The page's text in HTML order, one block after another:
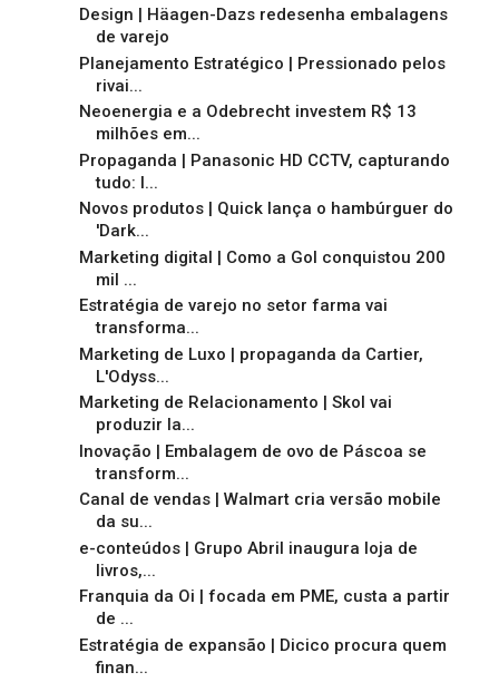
Design | Häagen-Dazs redesenha embalagens
de varejo
Planejamento Estratégico | Pressionado pelos
rivai...
Neoenergia e a Odebrecht investem R$ 13
milhões em...
Propaganda | Panasonic HD CCTV, capturando
tudo: l...
Novos produtos | Quick lança o hambúrguer do
'Dark...
Marketing digital | Como a Gol conquistou 200
mil ...
Estratégia de varejo no setor farma vai
transforma...
Marketing de Luxo | propaganda da Cartier,
L'Odyss...
Marketing de Relacionamento | Skol vai
produzir la...
Inovação | Embalagem de ovo de Páscoa se
transform...
Canal de vendas | Walmart cria versão mobile
da su...
e-conteúdos | Grupo Abril inaugura loja de
livros,...
Franquia da Oi | focada em PME, custa a partir
de ...
Estratégia de expansão | Dicico procura quem
finan...